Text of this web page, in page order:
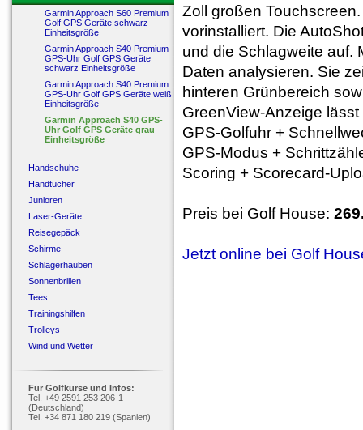
Garmin Approach S60 Premium
Golf GPS Geräte schwarz
Einheitsgröße
Garmin Approach S40 Premium
GPS-Uhr Golf GPS Geräte
schwarz Einheitsgröße
Garmin Approach S40 Premium
GPS-Uhr Golf GPS Geräte weiß
Einheitsgröße
Garmin Approach S40 GPS-
Uhr Golf GPS Geräte grau
Einheitsgröße
Handschuhe
Handtücher
Junioren
Laser-Geräte
Reisegepäck
Schirme
Schlägerhauben
Sonnenbrillen
Tees
Trainingshilfen
Trolleys
Wind und Wetter
Für Golfkurse und Infos:
Tel. +49 2591 253 206-1
(Deutschland)
Tel. +34 871 180 219 (Spanien)
Zoll großen
vorinstalliert. Die
und die Schlagweite auf.
Daten analysieren. Sie
hinteren Grünbereich
GreenView-Anzeige
GPS-Golfuhr +
GPS-Modus +
Scoring + Scorecard-
Preis bei Golf House:
Jetzt online bei Golf